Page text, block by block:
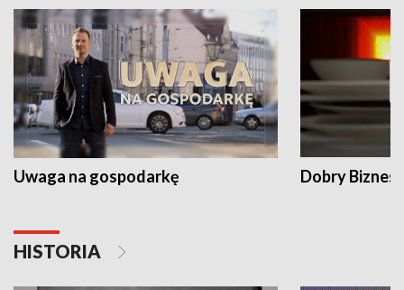
Uwaga na gospodarkę Dobry Biznes
HISTORIA